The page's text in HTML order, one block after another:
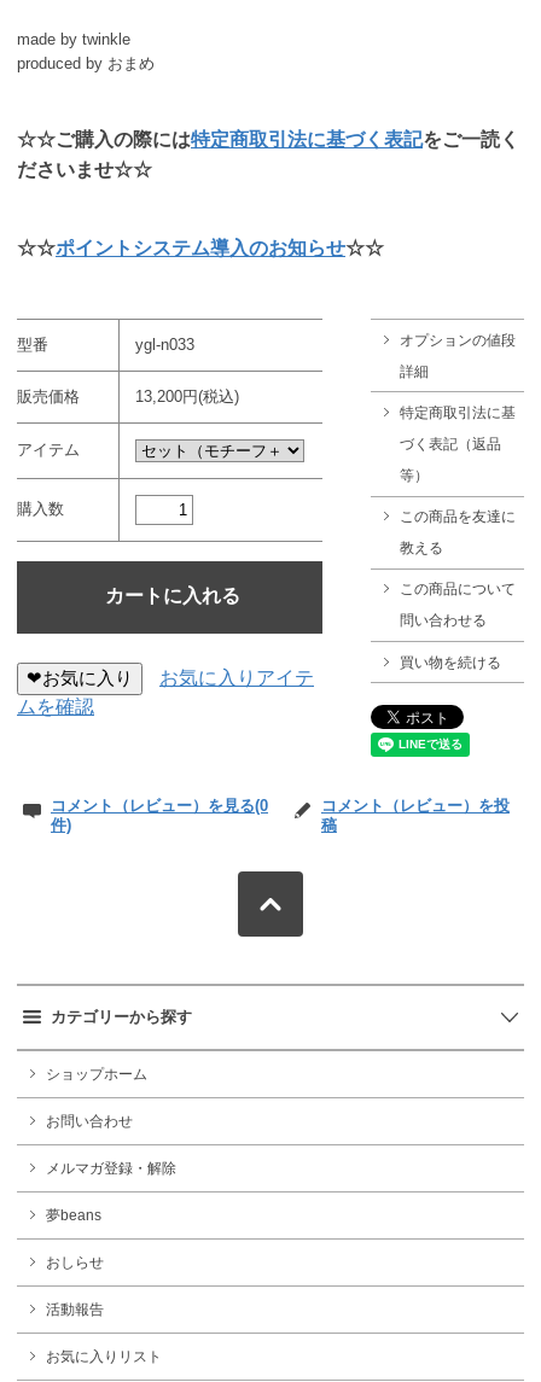
made by twinkle
produced by おまめ
☆☆ご購入の際には特定商取引法に基づく表記をご一読く
ださいませ☆☆
☆☆ポイントシステム導入のお知らせ☆☆
型番 ygl-n033
販売価格 13,200円(税込)
アイテム
購入数
❤お気に入り
お気に入りアイテ
ムを確認
オプションの値段
詳細
特定商取引法に基
づく表記（返品
等）
この商品を友達に
教える
この商品について
問い合わせる
買い物を続ける
コメント（レビュー）を見る(0
件)
コメント（レビュー）を投
稿
カテゴリーから探す
ショップホーム
お問い合わせ
メルマガ登録・解除
夢beans
おしらせ
活動報告
お気に入りリスト